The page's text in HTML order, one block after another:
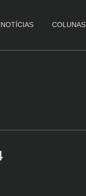
NOTÍCIAS COLUNAS